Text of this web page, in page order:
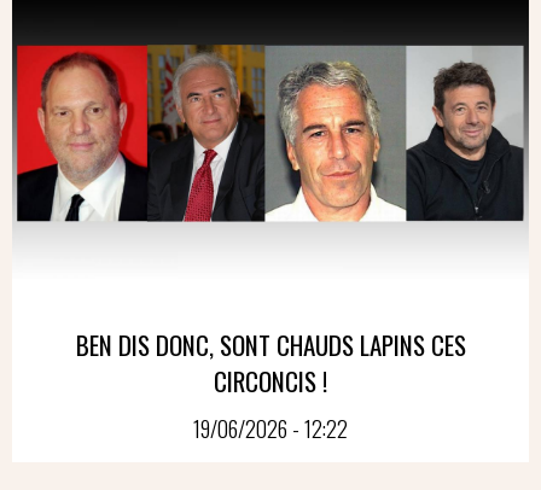
BEN DIS DONC, SONT CHAUDS LAPINS CES
CIRCONCIS !
19/06/2026 - 12:22